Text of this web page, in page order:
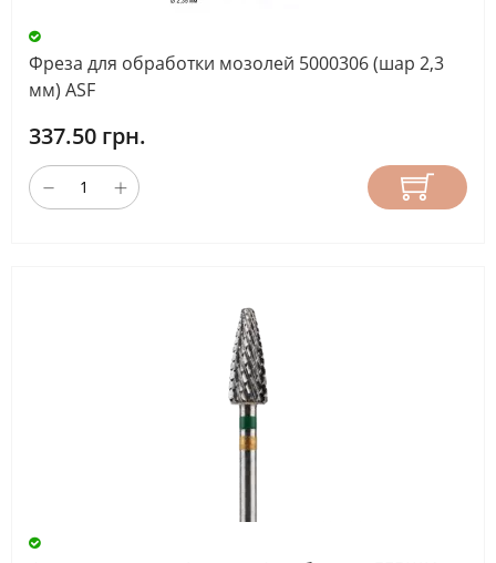
Фреза для обработки мозолей 5000306 (шар 2,3
мм) ASF
337.50 грн.